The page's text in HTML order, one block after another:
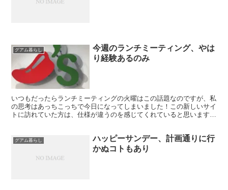
グアム暮らし
今週のランチミーティング、やは
り経験あるのみ
いつもだったらランチミーティングの火曜はこの話題なのですが、私
の思考はあっちこっちで今日になってしまいました！この新しいサイ
トに訪れていた方は、仕様が違うのを感じてくれていると思います。
グアム暮らし
ハッピーサンデー、計画通りに行
かぬコトもあり